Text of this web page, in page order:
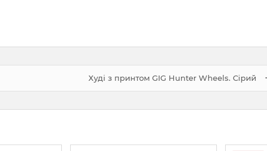
Худі з принтом GIG Hunter Wheels. Сірий